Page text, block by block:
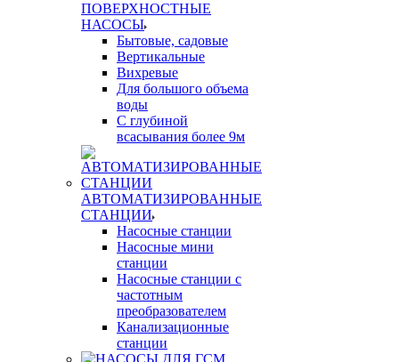
ПОВЕРХНОСТНЫЕ
НАСОСЫ
Бытовые, садовые
Вертикальные
Вихревые
Для большого объема
воды
С глубиной
всасывания более 9м
АВТОМАТИЗИРОВАННЫЕ
СТАНЦИИ
Насосные станции
Насосные мини
станции
Насосные станции с
частотным
преобразователем
Канализационные
станции